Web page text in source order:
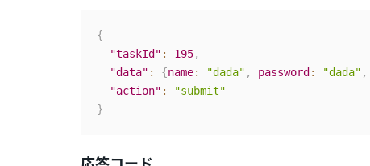
{
"taskId" : 195,
"data" : {name: "dada" , password : "dada" ,
"action" :
"submit"
}